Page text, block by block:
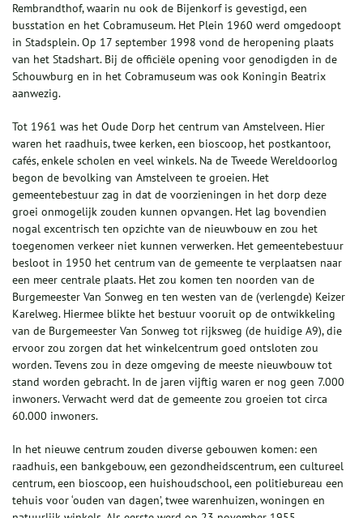
Rembrandthof, waarin nu ook de Bijenkorf is gevestigd, een
busstation en het Cobramuseum. Het Plein 1960 werd omgedoopt
in Stadsplein. Op 17 september 1998 vond de heropening plaats
van het Stadshart. Bij de officiële opening voor genodigden in de
Schouwburg en in het Cobramuseum was ook Koningin Beatrix
aanwezig.
Tot 1961 was het Oude Dorp het centrum van Amstelveen. Hier
waren het raadhuis, twee kerken, een bioscoop, het postkantoor,
cafés, enkele scholen en veel winkels. Na de Tweede Wereldoorlog
begon de bevolking van Amstelveen te groeien. Het
gemeentebestuur zag in dat de voorzieningen in het dorp deze
groei onmogelijk zouden kunnen opvangen. Het lag bovendien
nogal excentrisch ten opzichte van de nieuwbouw en zou het
toegenomen verkeer niet kunnen verwerken. Het gemeentebestuur
besloot in 1950 het centrum van de gemeente te verplaatsen naar
een meer centrale plaats. Het zou komen ten noorden van de
Burgemeester Van Sonweg en ten westen van de (verlengde) Keizer
Karelweg. Hiermee blikte het bestuur vooruit op de ontwikkeling
van de Burgemeester Van Sonweg tot rijksweg (de huidige A9), die
ervoor zou zorgen dat het winkelcentrum goed ontsloten zou
worden. Tevens zou in deze omgeving de meeste nieuwbouw tot
stand worden gebracht. In de jaren vijftig waren er nog geen 7.000
inwoners. Verwacht werd dat de gemeente zou groeien tot circa
60.000 inwoners.
In het nieuwe centrum zouden diverse gebouwen komen: een
raadhuis, een bankgebouw, een gezondheidscentrum, een cultureel
centrum, een bioscoop, een huishoudschool, een politiebureau een
tehuis voor ‘ouden van dagen’, twee warenhuizen, woningen en